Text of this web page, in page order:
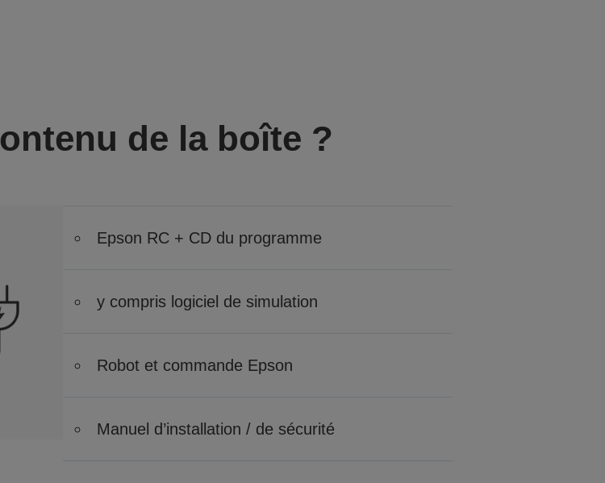
de la boîte ?
Epson RC + CD du programme
y compris logiciel de simulation
Robot et commande Epson
Manuel d’installation / de sécurité